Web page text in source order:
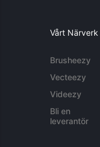
Vårt Närverk
Brusheezy
Vecteezy
Videezy
Bli en
leverantör